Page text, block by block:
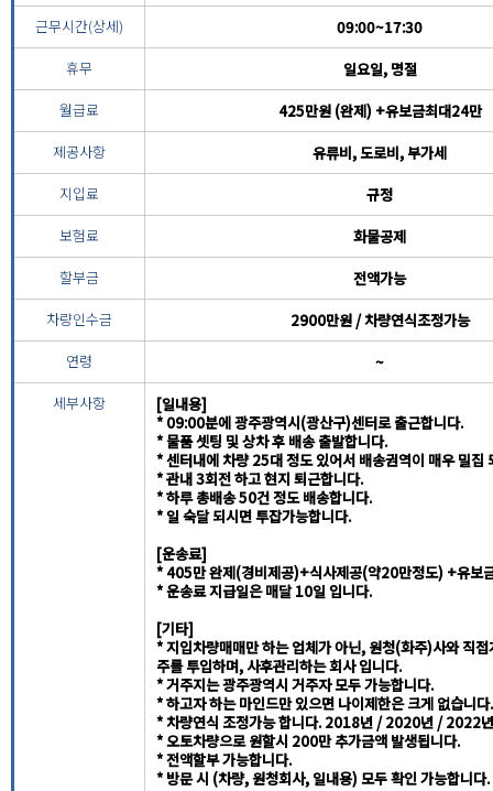
근무시간(상세)
09:00~17:30
휴무
일요일, 명절
월급료
425만원 (완제) +유보금최대24만
제공사항
유류비, 도로비, 부가세
지입료
규정
보험료
화물공제
할부금
전액가능
차량인수금
2900만원 / 차량연식조정가능
연령
~
세부사항
[일내용]
* 09:00분에 광주광역시(광산구)센터로 출근합니다.
* 물품 셋팅 및 상차 후 배송 출발합니다.
* 센터내에 차량 25대 정도 있어서 배송권역이 매우 밀집
* 관내 3회전 하고 현지 퇴근합니다.
* 하루 총배송 50건 정도 배송합니다.
* 일 숙달 되시면 투잡가능합니다.
[운송료]
* 405만 완제(경비제공)+식사제공(약20만정도) +유보
* 운송료 지급일은 매달 10일 입니다.
[기타]
* 지입차량매매만 하는 업체가 아닌, 원청(화주)사와 직접
주를 투입하며, 사후관리하는 회사 입니다.
* 거주지는 광주광역시 거주자 모두 가능합니다.
* 하고자 하는 마인드만 있으면 나이제한은 크게 없습니다.
* 차량연식 조정가능 합니다. 2018년 / 2020년 / 2022
* 오토차량으로 원할시 200만 추가금액 발생됩니다.
* 전액할부 가능합니다.
* 방문 시 (차량, 원청회사, 일내용) 모두 확인 가능합니다.